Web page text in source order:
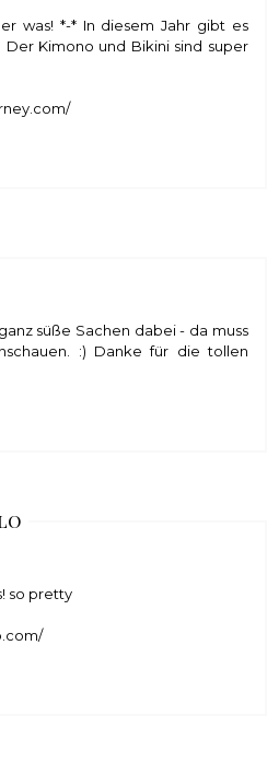
was! *-* In diesem Jahr gibt es
Kimono und Bikini sind super
süße Sachen dabei - da muss
:) Danke für die tollen
so pretty